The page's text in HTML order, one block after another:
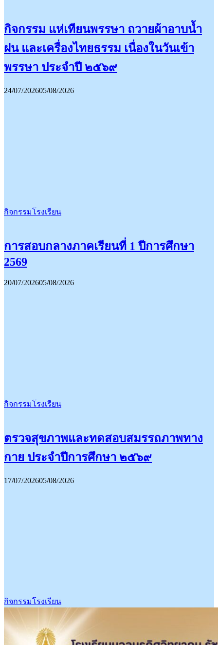
กิจกรรม แห่เทียนพรรษา ถวายผ้าอาบน้ำ
ฝน และเครื่องไทยธรรม เนื่องในวันเข้า
พรรษา ประจำปี ๒๕๖๙
24/07/202605/08/2026
กิจกรรมโรงเรียน
การสอบกลางภาคเรียนที่ 1 ปีการศึกษา
2569
20/07/202605/08/2026
กิจกรรมโรงเรียน
ตรวจสุขภาพและทดสอบสมรรถภาพทาง
กาย ประจำปีการศึกษา ๒๕๖๙
17/07/202605/08/2026
กิจกรรมโรงเรียน